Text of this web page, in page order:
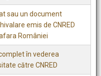
sau un document
emis de CNRED
României
în vederea
către CNRED